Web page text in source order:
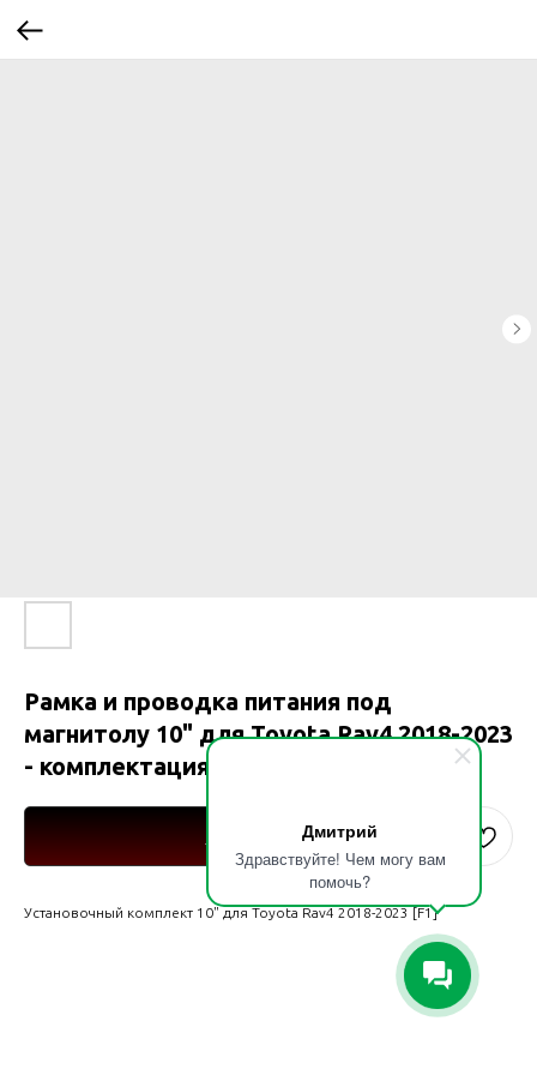
Дмитрий
Здравствуйте! Чем могу вам
помочь?
Рамка и проводка питания под
магнитолу 10" для Toyota Rav4 2018-2023
- комплектация [F1]
Установочный комплект 10" для Toyota Rav4 2018-2023 [F1]